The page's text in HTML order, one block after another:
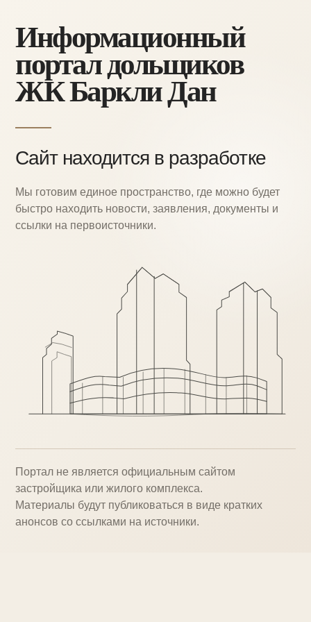
Информационный
портал дольщиков
ЖК Баркли Дан
Сайт находится в разработке
Мы готовим единое пространство, где можно будет
быстро находить новости, заявления, документы и
ссылки на первоисточники.
Портал не является официальным сайтом
застройщика или жилого комплекса.
Материалы будут публиковаться в виде кратких
анонсов со ссылками на источники.